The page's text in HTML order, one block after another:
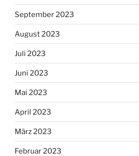
September 2023
August 2023
Juli 2023
Juni 2023
Mai 2023
April 2023
März 2023
Februar 2023